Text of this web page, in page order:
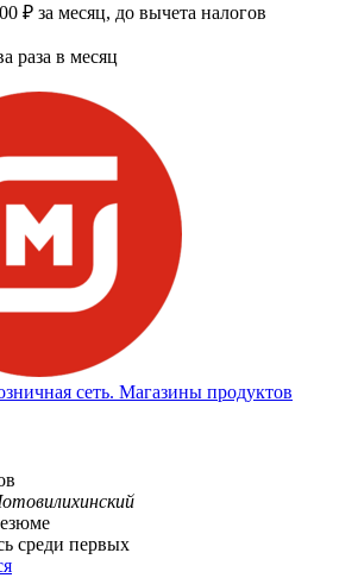
₽ за месяц, до вычета налогов
раза в месяц
сеть. Магазины продуктов
среди первых